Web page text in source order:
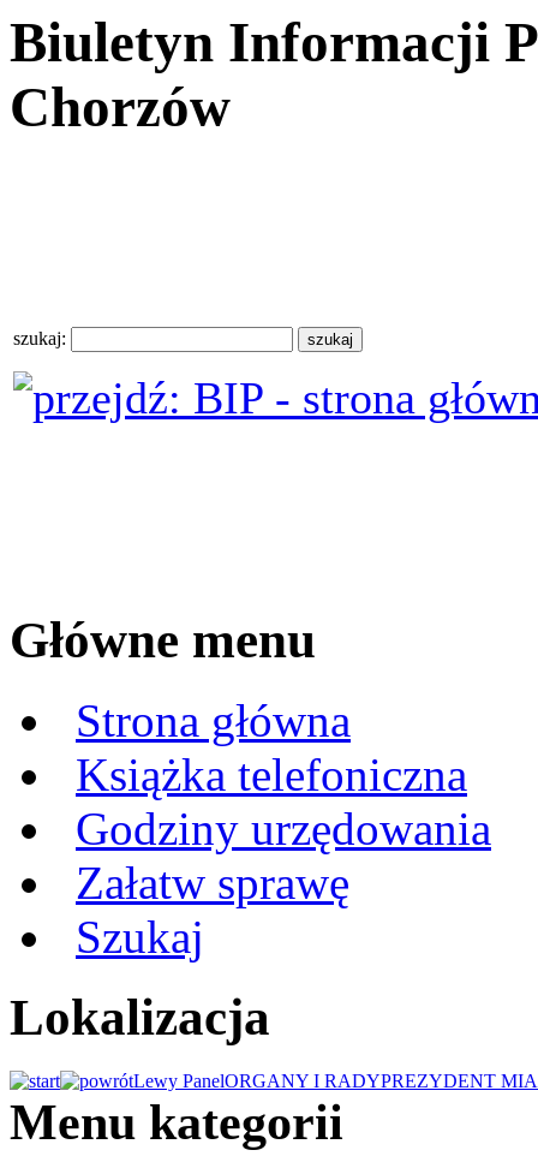
Biuletyn Informacji
Chorzów
szukaj:
Główne menu
Strona główna
Książka telefoniczna
Godziny urzędowania
Załatw sprawę
Szukaj
Lokalizacja
Lewy PanelORGANY I RADYPREZYDENT
Menu kategorii